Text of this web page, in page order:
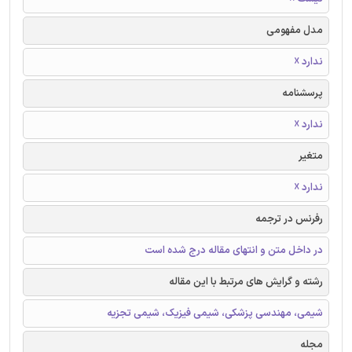
مدل مفهومی
ندارد ☓
پرسشنامه
ندارد ☓
متغیر
ندارد ☓
رفرنس در ترجمه
در داخل متن و انتهای مقاله درج شده است
رشته و گرایش های مرتبط با این مقاله
شیمی، مهندسی پزشکی، شیمی فیزیک، شیمی تجزیه
مجله